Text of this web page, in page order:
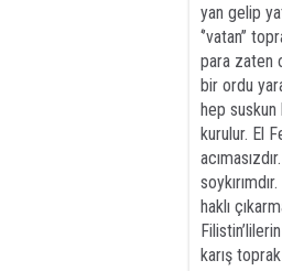
yan gelip
‘’vatan’’
para zaten
bir ordu
hep suskun
kurulur. El
haklı
karış